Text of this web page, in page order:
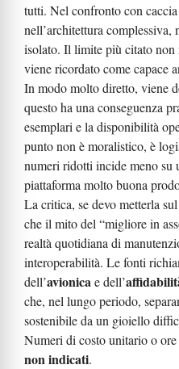
tutti. Nel confronto con
nell’architettura
isolato. Il limite più citato non
viene ricordato come capace
In modo molto diretto, viene
questo ha una conseguenza
esemplari e la disponibilità
punto non è moralistico, è
numeri ridotti incide meno su
piattaforma molto buona
La critica, se devo metterla
che il mito del “migliore in
realtà quotidiana di
interoperabilità. Le fonti
dell’avionicae dell’
che, nel lungo periodo,
sostenibile da un gioiello
Numeri di costo unitario o
non indicati.